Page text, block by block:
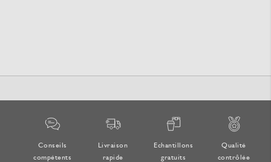
Conseils
compétents
Livraison
rapide
Echantillons
gratuits
Qualité
contrôlée